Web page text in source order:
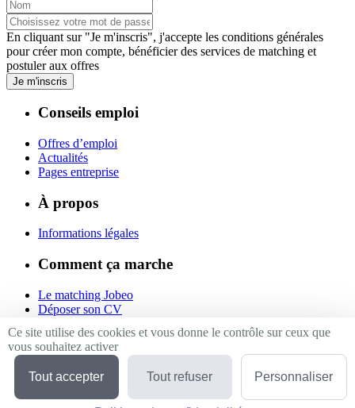
En cliquant sur "Je m'inscris", j'accepte les conditions générales
pour créer mon compte, bénéficier des services de matching et
postuler aux offres
Je m'inscris
Conseils emploi
Offres d’emploi
Actualités
Pages entreprise
À propos
Informations légales
Comment ça marche
Le matching Jobeo
Déposer son CV
Suivez-nous
Linkedin
Facebook
Ce site utilise des cookies et vous donne le contrôle sur ceux que
vous souhaitez activer
Tout accepter Tout refuser Personnaliser